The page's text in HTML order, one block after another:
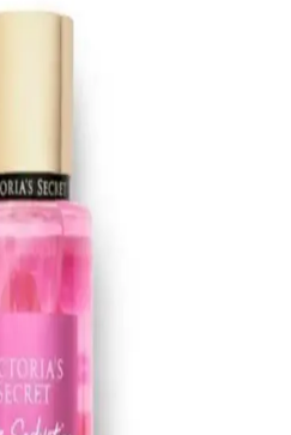
kozmetik önerileri sunuyoruz.
Güvenilir ve Doğal
kalite ve doğal içeriklerle saç
Dermatolojik testler ve
koruyan ürünleri öğrenin.
Lip Gloss